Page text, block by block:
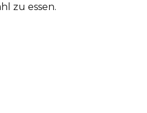
zu essen.